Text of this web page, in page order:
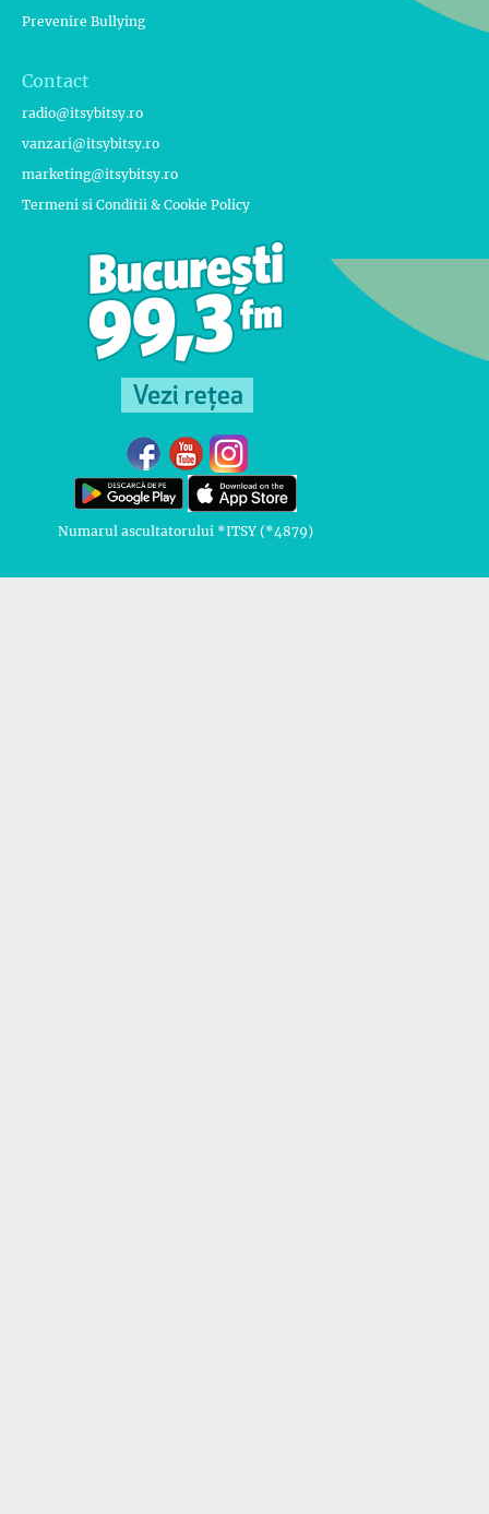
Prevenire Bullying
Contact
radio@itsybitsy.ro
vanzari@itsybitsy.ro
marketing@itsybitsy.ro
Termeni si Conditii & Cookie Policy
Numarul ascultatorului *ITSY (*4879)